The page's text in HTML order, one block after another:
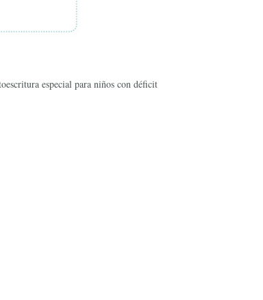
especial para niños con déficit